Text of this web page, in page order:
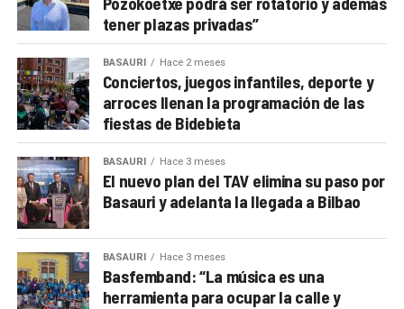
tener plazas privadas”
BASAURI Hace 2 meses
Conciertos, juegos infantiles, deporte y
arroces llenan la programación de las
fiestas de Bidebieta
BASAURI Hace 3 meses
El nuevo plan del TAV elimina su paso por
Basauri y adelanta la llegada a Bilbao
BASAURI Hace 3 meses
Basfemband: “La música es una
herramienta para ocupar la calle y